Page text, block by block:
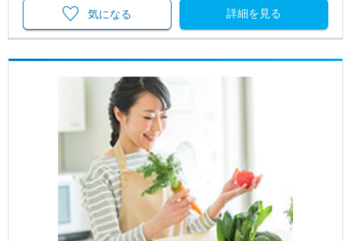
詳細を見る
気になる